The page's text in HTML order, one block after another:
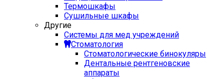
Термошкафы
Сушильные шкафы
Другие
Системы для мед учреждений
Стоматология
Стоматологические бинокуляры
Дентальные рентгеновские
аппараты